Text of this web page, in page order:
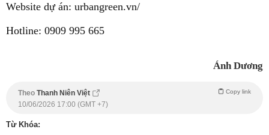
Website dự án: urbangreen.vn/
Hotline: 0909 995 665
Ánh Dương
Theo Thanh Niên Việt Copy link
10/06/2026 17:00 (GMT +7)
Từ Khóa: